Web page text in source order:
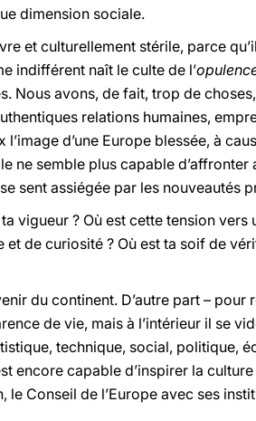
dimension sociale.
et culturellement stérile, parce
indifférent naît le culte de l’
Nous avons, de fait, trop de
relations humaines,
d’une Europe blessée, à
ne semble plus capable
sent assiégée par les nouveautés
vigueur ? Où est cette tension
de curiosité ? Où est ta soif de
du continent. D’autre part – pour
de vie, mais à l’intérieur il se
technique, social, politique,
encore capable d’inspirer la
Conseil de l’Europe avec ses